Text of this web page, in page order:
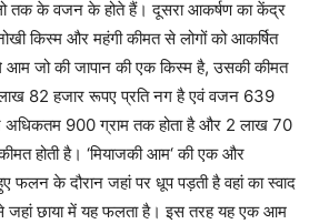
तक के वजन के होते हैं। दूसरा आकर्षण का केंद्र
किस्म और महंगी कीमत से लोगों को आकर्षित
आम जो की जापान की एक किस्म है, उसकी कीमत
लाख 82 हजार रूपए प्रति नग है एवं वजन 639
900 ग्राम तक होता है और 2 लाख 70
होती है। ‘मियाजकी आम‘ की एक और
फलन के दौरान जहां पर धूप पड़ती है वहां का स्वाद
जहां छाया में यह फलता है। इस तरह यह एक आम